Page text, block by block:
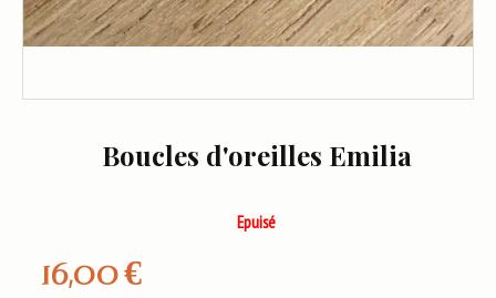
Boucles d'oreilles Emilia
16,00€
Epuisé